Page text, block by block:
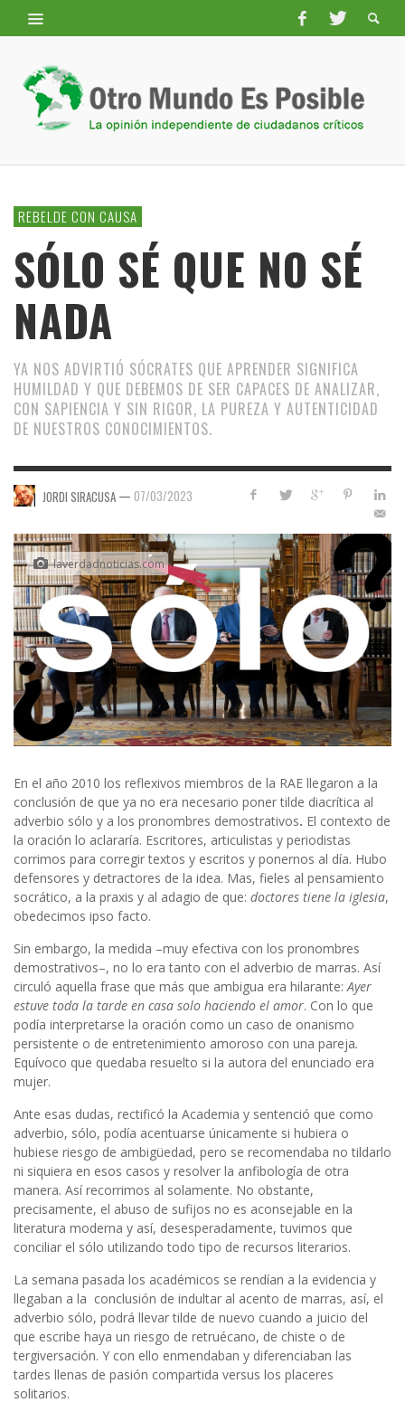
REBELDE CON CAUSA
SÓLO SÉ QUE NO SÉ
NADA
YA NOS ADVIRTIÓ SÓCRATES QUE APRENDER SIGNIFICA
HUMILDAD Y QUE DEBEMOS DE SER CAPACES DE ANALIZAR,
CON SAPIENCIA Y SIN RIGOR, LA PUREZA Y AUTENTICIDAD
DE NUESTROS CONOCIMIENTOS.
JORDI SIRACUSA — 07/03/2023
laverdadnoticias.com
En el año 2010 los reflexivos miembros de la RAE llegaron a la
conclusión de que ya no era necesario poner tilde diacrítica al
adverbio sólo y a los pronombres demostrativos. El contexto de
la oración lo aclararía. Escritores, articulistas y periodistas
corrimos para corregir textos y escritos y ponernos al día. Hubo
defensores y detractores de la idea. Mas, fieles al pensamiento
socrático, a la praxis y al adagio de que: doctores tiene la iglesia,
obedecimos ipso facto.
Sin embargo, la medida –muy efectiva con los pronombres
demostrativos–, no lo era tanto con el adverbio de marras. Así
circuló aquella frase que más que ambigua era hilarante:Ayer
estuve toda la tarde en casa solo haciendo el amor. Con lo que
podía interpretarse la oración como un caso de onanismo
persistente o de entretenimiento amoroso con una pareja.
Equívoco que quedaba resuelto si la autora del enunciado era
mujer.
Ante esas dudas, rectificó la Academia y sentenció que como
adverbio, sólo, podía acentuarse únicamente si hubiera o
hubiese riesgo de ambigüedad, pero se recomendaba no tildarlo
ni siquiera en esos casos y resolver la anfibología de otra
manera. Así recorrimos al solamente. No obstante,
precisamente, el abuso de sufijos no es aconsejable en la
literatura moderna y así, desesperadamente, tuvimos que
conciliar el sólo utilizando todo tipo de recursos literarios.
La semana pasada los académicos se rendían a la evidencia y
llegaban a la conclusión de indultar al acento de marras, así, el
adverbio sólo, podrá llevar tilde de nuevo cuando a juicio del
que escribe haya un riesgo de retruécano, de chiste o de
tergiversación. Y con ello enmendaban y diferenciaban las
tardes llenas de pasión compartida versus los placeres
solitarios.